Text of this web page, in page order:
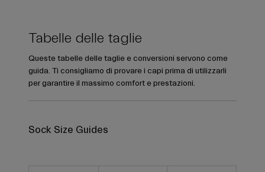
Tabelle delle taglie
Queste tabelle delle taglie e conversioni servono come
guida. Ti consigliamo di provare i capi prima di utilizzarli
per garantire il massimo comfort e prestazioni.
Sock Size Guides